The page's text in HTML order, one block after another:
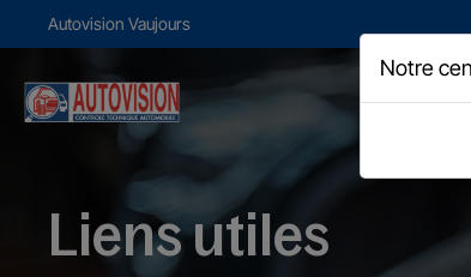
Autovision Vaujours
Liens utiles
Notre